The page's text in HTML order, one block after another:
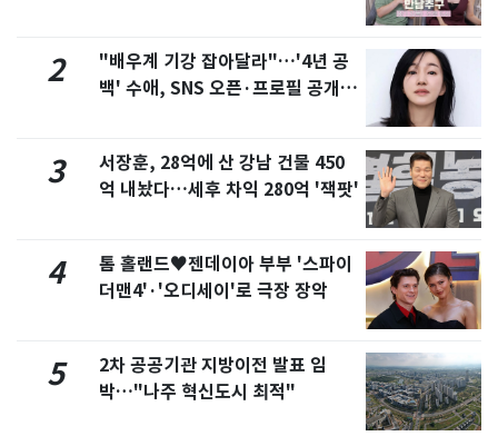
2
"배우계 기강 잡아달라"…'4년 공
백' 수애, SNS 오픈·프로필 공개
3
서장훈, 28억에 산 강남 건물 450
억 내놨다…세후 차익 280억 '잭팟'
4
톰 홀랜드♥젠데이아 부부 '스파이
더맨4'·'오디세이'로 극장 장악
5
2차 공공기관 지방이전 발표 임
박…"나주 혁신도시 최적"